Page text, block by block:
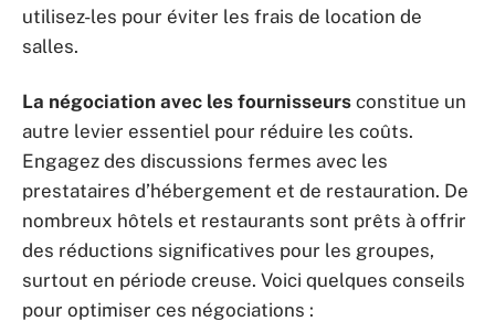
utilisez-les pour éviter les frais de location de
salles.
La négociation avec les fournisseurs constitue un
autre levier essentiel pour réduire les coûts.
Engagez des discussions fermes avec les
prestataires d’hébergement et de restauration. De
nombreux hôtels et restaurants sont prêts à offrir
des réductions significatives pour les groupes,
surtout en période creuse. Voici quelques conseils
pour optimiser ces négociations :